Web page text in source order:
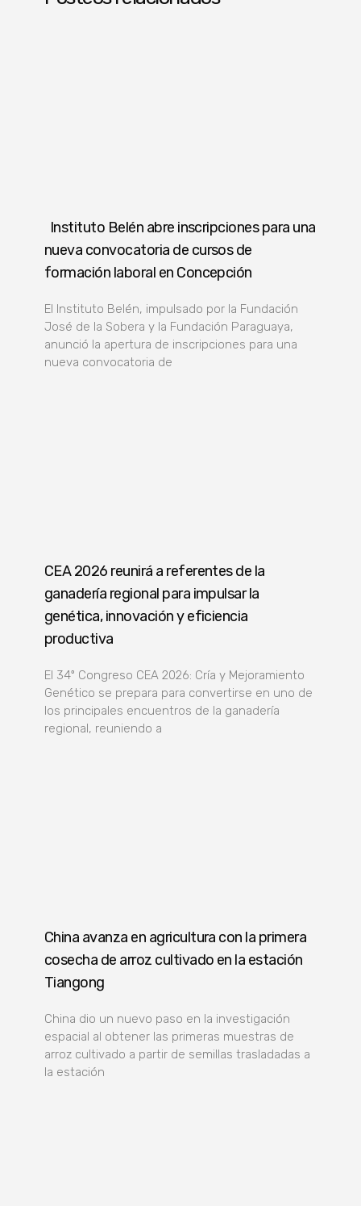
Instituto Belén abre inscripciones para una
nueva convocatoria de cursos de
formación laboral en Concepción
El Instituto Belén, impulsado por la Fundación
José de la Sobera y la Fundación Paraguaya,
anunció la apertura de inscripciones para una
nueva convocatoria de
CEA 2026 reunirá a referentes de la
ganadería regional para impulsar la
genética, innovación y eficiencia
productiva
El 34º Congreso CEA 2026: Cría y Mejoramiento
Genético se prepara para convertirse en uno de
los principales encuentros de la ganadería
regional, reuniendo a
China avanza en agricultura con la primera
cosecha de arroz cultivado en la estación
Tiangong
China dio un nuevo paso en la investigación
espacial al obtener las primeras muestras de
arroz cultivado a partir de semillas trasladadas a
la estación